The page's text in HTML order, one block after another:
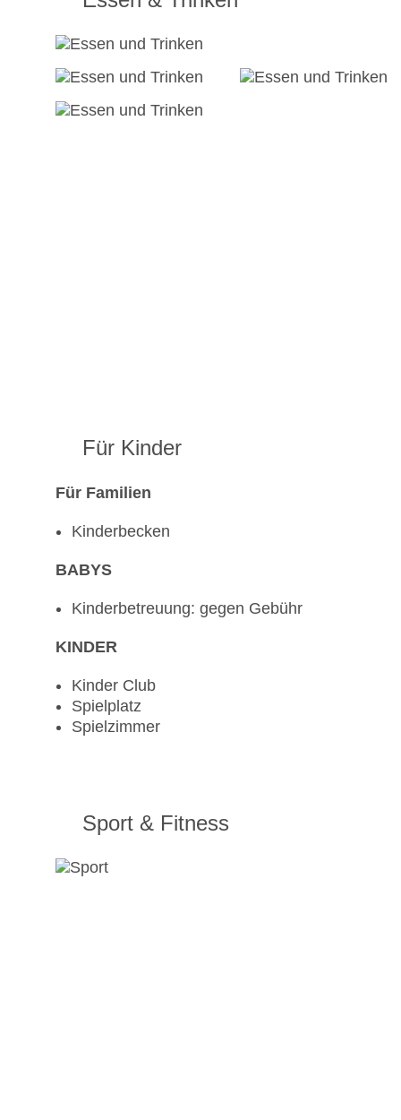
Für Kinder
Für Familien
Kinderbecken
BABYS
Kinderbetreuung: gegen Gebühr
KINDER
Kinder Club
Spielplatz
Spielzimmer
Sport & Fitness